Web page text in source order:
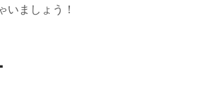
いましょう！